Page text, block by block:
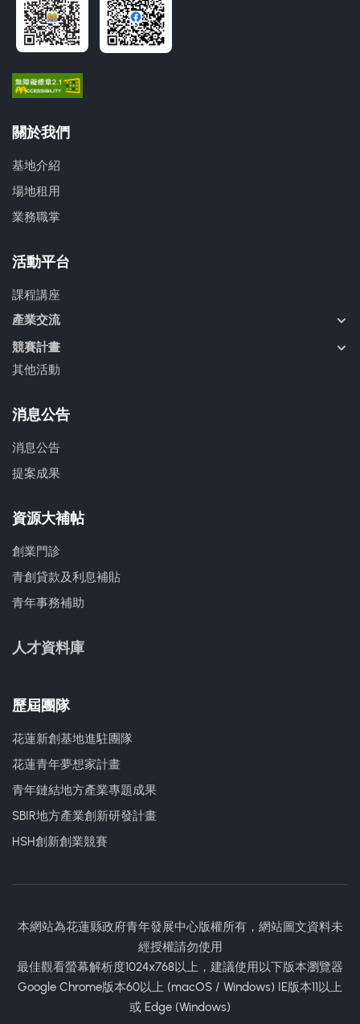
關於我們
基地介紹
場地租用
業務職掌
活動平台
課程講座
產業交流
競賽計畫
其他活動
消息公告
消息公告
提案成果
資源大補帖
創業門診
青創貸款及利息補貼
青年事務補助
人才資料庫
歷屆團隊
花蓮新創基地進駐團隊
花蓮青年夢想家計畫
青年鏈結地方產業專題成果
SBIR地方產業創新研發計畫
HSH創新創業競賽
本網站為花蓮縣政府青年發展中心版權所有，網站圖文資料未
經授權請勿使用
最佳觀看螢幕解析度1024x768以上，建議使用以下版本瀏覽器
Google Chrome版本60以上 (macOS / Windows) IE版本11以上
或 Edge (Windows)